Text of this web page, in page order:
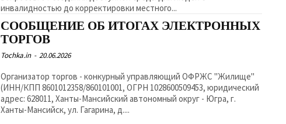
инвалидностью до корректировки местного...
СООБЩЕНИЕ ОБ ИТОГАХ ЭЛЕКТРОННЫХ
ТОРГОВ
Tochka.in - 20.06.2026
Организатор торгов - конкурный управляющий ОФРЖС "Жилище"
(ИНН/КПП 8601012358/860101001, ОГРН 1028600509453, юридический
адрес: 628011, Ханты-Мансийский автономный округ - Югра, г.
Ханты-Мансийск, ул. Гагарина, д....